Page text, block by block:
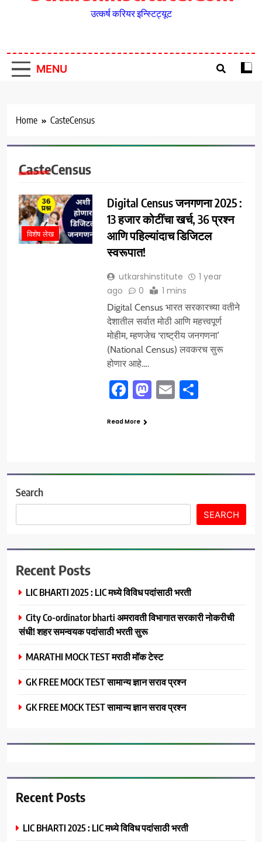
उत्कर्ष करियर इन्स्टिट्यूट
MENU
Home CasteCensus
CasteCensus
विशेष लेख
Digital Census जनगणना 2025 :
13 हजार कोटींचा खर्च, 36 प्रश्न
आणि पहिल्यांदाच डिजिटल
स्वरूपात!
utkarshinstitute
1 year
ago
0 1 mins
Digital Census भारत सरकारच्या वतीने
देशातील सर्वात मोठी आणि महत्त्वपूर्ण
मोहीम, म्हणजेच ‘राष्ट्रीय जनगणना’
(National Census) लवकरच सुरू
होणार आहे….
Facebook
Mastodon
EmailShare
Read More
Search
SEARCH
Recent Posts
LIC BHARTI 2025 : LIC मध्ये विविध पदांसाठी भरती
City Co-ordinator bharti अमरावती विभागात सरकारी नोकरीची
संधी! शहर समन्वयक पदांसाठी भरती सुरू
MARATHI MOCK TEST मराठी मॉक टेस्ट
GK FREE MOCK TEST सामान्य ज्ञान सराव प्रश्न
GK FREE MOCK TEST सामान्य ज्ञान सराव प्रश्न
Recent Posts
LIC BHARTI 2025 : LIC मध्ये विविध पदांसाठी भरती